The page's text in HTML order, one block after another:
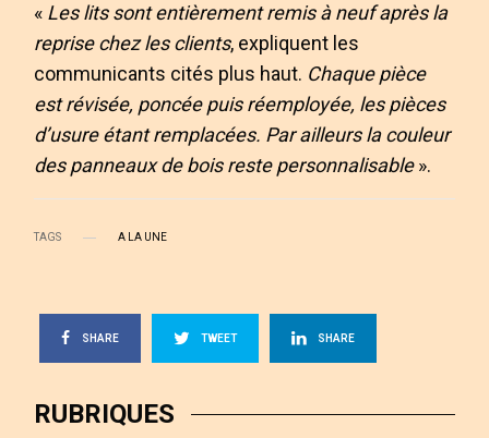
« Les lits sont entièrement remis à neuf après la
reprise chez les clients, expliquent les
communicants cités plus haut. Chaque pièce
est révisée, poncée puis réemployée, les pièces
d’usure étant remplacées. Par ailleurs la couleur
des panneaux de bois reste personnalisable».
TAGS A LA UNE
SHARE TWEET SHARE
RUBRIQUES